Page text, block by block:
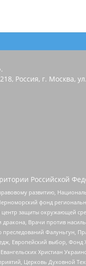
Россия, г. Москва,
Российской
развитию,
фонд
защиты окружающей
Врачи против
Фалуньгун,
Европейский выбор, Фонд
Христиан
Церковь Духовной